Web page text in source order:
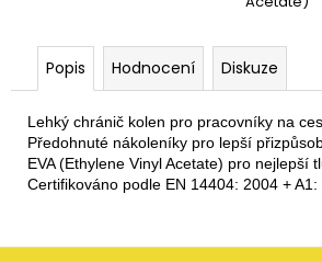
Popis Hodnocení Diskuze
Lehký chránič kolen pro pracovníky na
Předohnuté nákoleníky pro lepší
EVA (Ethylene Vinyl Acetate) pro
Certifikováno podle EN 14404: 2004 +
e
2423
PRACOVNÍ
SOFTSHELLOVÁ
BUNDA,
DÁMSKÁ
561,16